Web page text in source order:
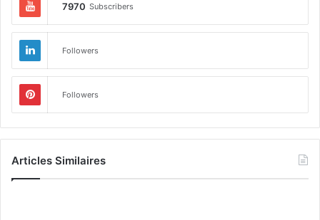
7970 Subscribers
Followers
Followers
Articles Similaires